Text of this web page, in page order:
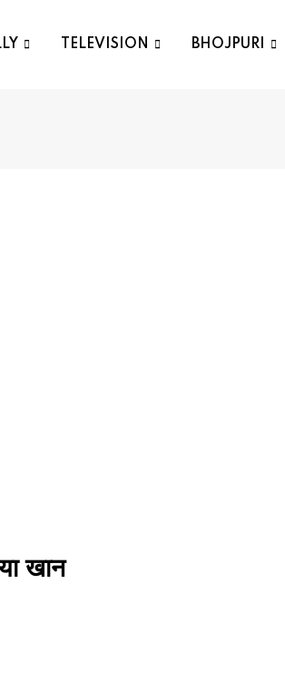
TELEVISION BHOJPURI
खान